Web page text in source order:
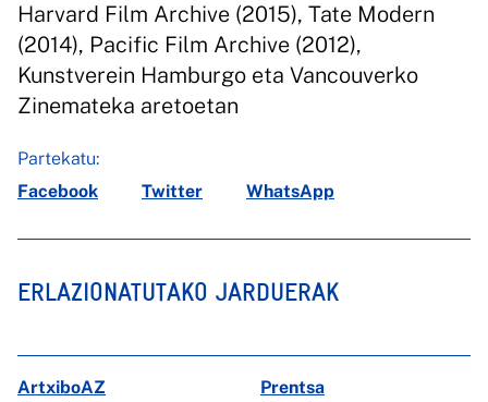
Harvard Film Archive (2015), Tate Modern
(2014), Pacific Film Archive (2012),
Kunstverein Hamburgo eta Vancouverko
Zinemateka aretoetan
Partekatu:
Facebook
Twitter WhatsApp
ERLAZIONATUTAKO JARDUERAK
ArtxiboAZ
Prentsa